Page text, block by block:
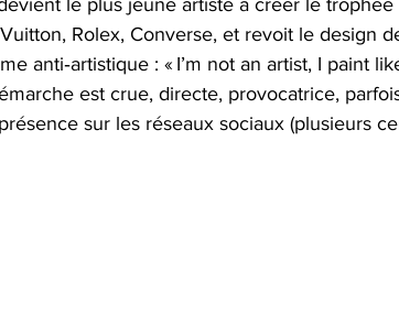
le plus jeune artiste à créer le trophée
Rolex, Converse, et revoit le design
anti‑artistique : « I’m not an artist, I paint
est crue, directe, provocatrice,
sur les réseaux sociaux (plusieurs